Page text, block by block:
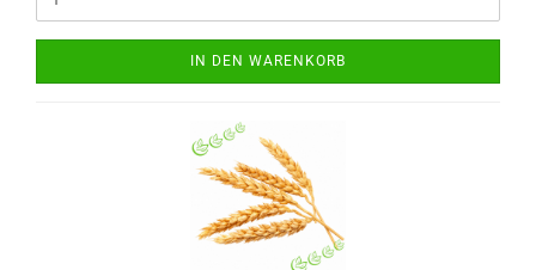
IN DEN WARENKORB